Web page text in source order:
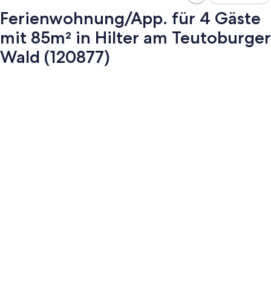
Ferienwohnung/App. für 4 Gäste
mit 85m² in Hilter am Teutoburger
Wald (120877)